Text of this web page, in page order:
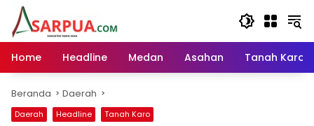
Langsung
konten
Home
Headline Medan Asahan Tanah Karo
Beranda Daerah
Daerah Headline Tanah Karo